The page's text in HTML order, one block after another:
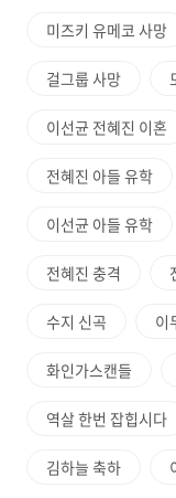
미즈키 유메코 사망
걸그룹 사망
이선균 전혜진 이혼
전혜진 아들 유학
이선균 아들 유학
전혜진 충격
수지 신곡 이
화인가스캔들
역살 한번 잡힙시다
김하늘 축하